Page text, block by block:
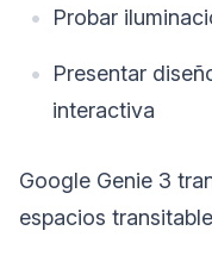
Probar
Presentar
interactiva
Google Genie 3
espacios